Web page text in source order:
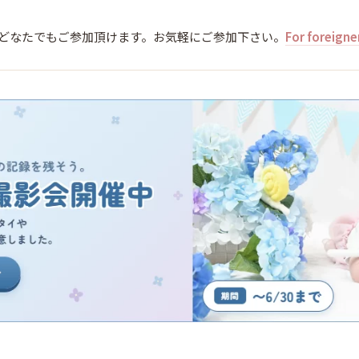
なたでもご参加頂けます。お気軽にご参加下さい。 For